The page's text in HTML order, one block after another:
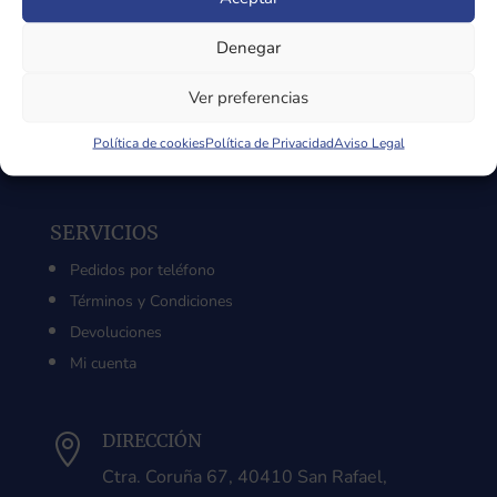
Denegar
Ver preferencias
Política de cookiesPolítica de PrivacidadAviso Legal
Política de Privacidad
Política de Cookies
SERVICIOS
Pedidos por teléfono
Términos y Condiciones
Devoluciones
Mi cuenta
 DIRECCIÓN
Ctra. Coruña 67, 40410 San Rafael,